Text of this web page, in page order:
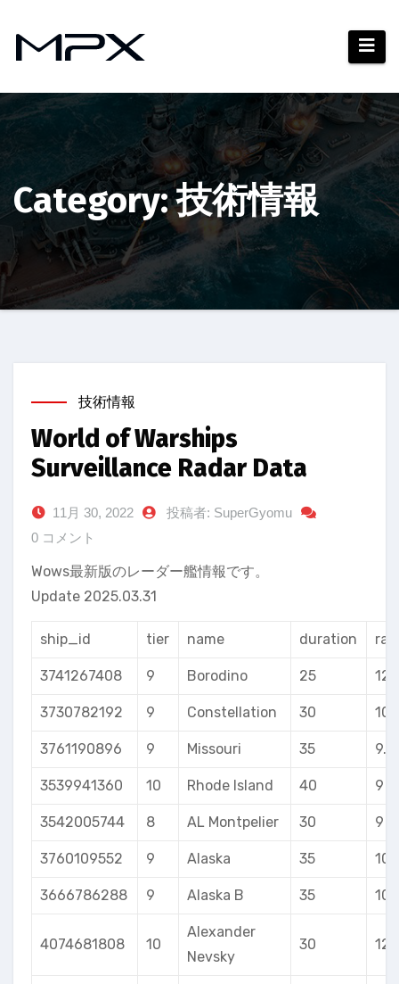
ッCategory: 技術情報
技術情報
World of Warships
Surveillance Radar Data
11月 30, 2022
投稿者: SuperGyomu
0 コメント
Wows最新版のレーダー艦情報です。
Update 2025.03.31
ship_id tier name duration
3741267408 9 Borodino 25 12
3730782192 9 Constellation 30 10
3761190896 9 Missouri 35 9.5
3539941360 10 Rhode Island 40 9
3542005744 8 AL Montpelier 30 9
3760109552 9 Alaska 35 10
3666786288 9 Alaska B 35 10
4074681808 10
Alexander
Nevsky
30 12